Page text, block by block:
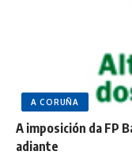
A CORUÑA
A imposición da FP
adiante